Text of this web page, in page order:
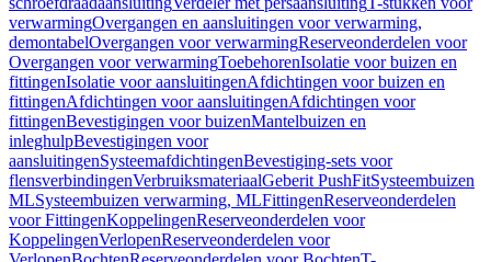
verwarmingOvergangen en aansluitingen voor verwarming,
demontabelOvergangen voor verwarmingReserveonderdelen voor
Overgangen voor verwarmingToebehorenIsolatie voor buizen en
fittingenIsolatie voor aansluitingenAfdichtingen voor buizen en
fittingenAfdichtingen voor aansluitingenAfdichtingen voor
fittingenBevestigingen voor buizenMantelbuizen en
inleghulpBevestigingen voor
aansluitingenSysteemafdichtingenBevestiging-sets voor
flensverbindingenVerbruiksmateriaalGeberit PushFitSysteembuizen
MLSysteembuizen verwarming, MLFittingenReserveonderdelen
voor FittingenKoppelingenReserveonderdelen voor
KoppelingenVerlopenReserveonderdelen voor